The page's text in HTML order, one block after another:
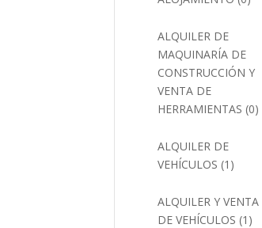
ALQUILER DE
MAQUINARÍA DE
CONSTRUCCIÓN Y
VENTA DE
HERRAMIENTAS (0)
ALQUILER DE
VEHÍCULOS (1)
ALQUILER Y VENTA
DE VEHÍCULOS (1)